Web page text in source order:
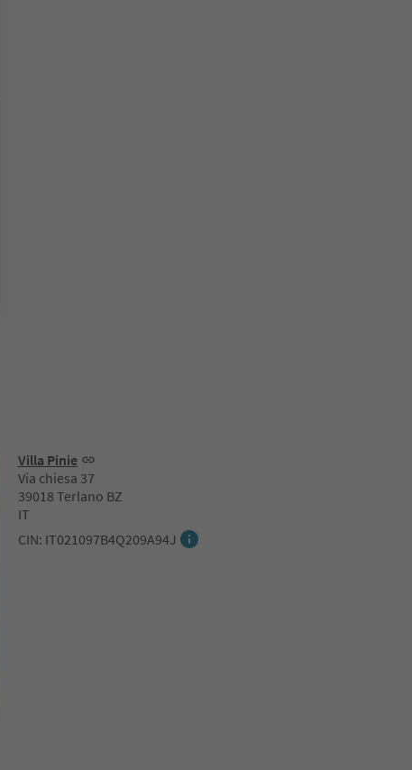
Villa Pinie
Via chiesa 37
39018 Terlano BZ
IT
CIN: IT021097B4Q209A94J